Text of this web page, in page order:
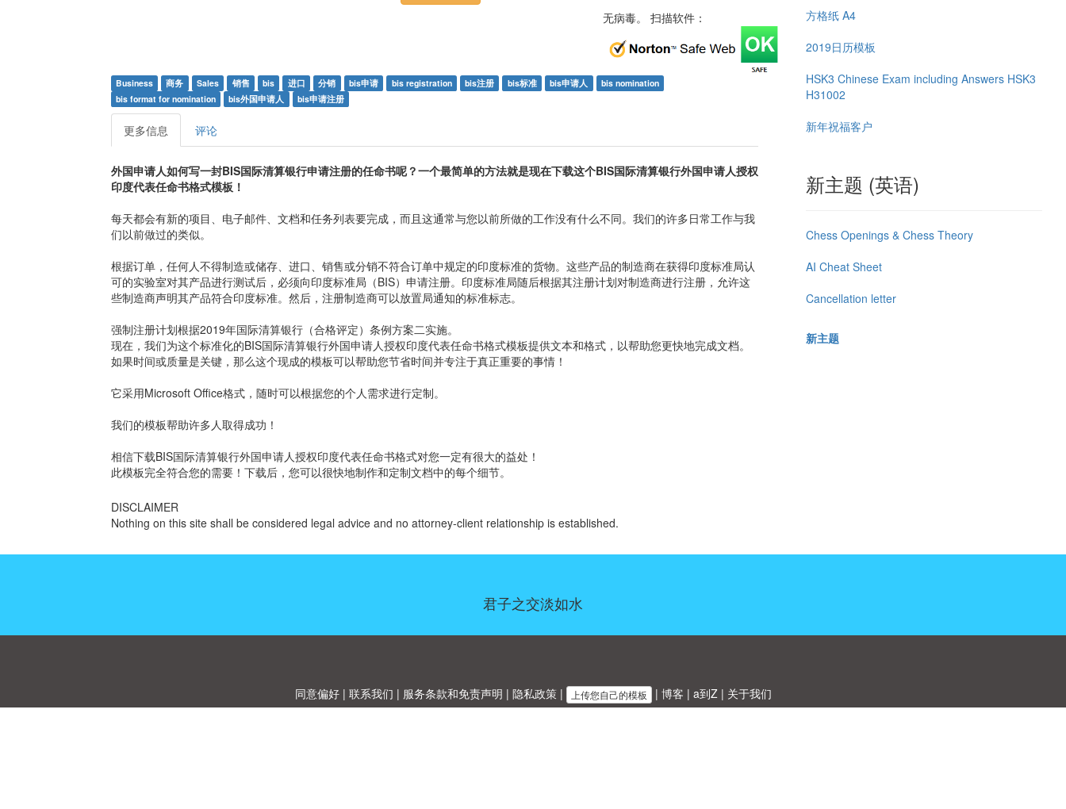
无病毒。 扫描软件：
Business 商务 Sales 销售 bis 进口 分销 bis申请 bis registration bis注册 bis标准 bis申请人
bis nomination
bis format for nomination
bis外国申请人 bis申请注册
更多信息 评论
外国申请人如何写一封BIS国际清算银行申请注册的任命书呢？一个最简单的方法就是现在下载这个BIS国际清算银行外国申请人授权
印度代表任命书格式模板！
每天都会有新的项目、电子邮件、文档和任务列表要完成，而且这通常与您以前所做的工作没有什么不同。我们的许多日常工作与我
们以前做过的类似。
根据订单，任何人不得制造或储存、进口、销售或分销不符合订单中规定的印度标准的货物。这些产品的制造商在获得印度标准局认
可的实验室对其产品进行测试后，必须向印度标准局（BIS）申请注册。印度标准局随后根据其注册计划对制造商进行注册，允许这
些制造商声明其产品符合印度标准。然后，注册制造商可以放置局通知的标准标志。
强制注册计划根据2019年国际清算银行（合格评定）条例方案二实施。
现在，我们为这个标准化的BIS国际清算银行外国申请人授权印度代表任命书格式模板提供文本和格式，以帮助您更快地完成文档。
如果时间或质量是关键，那么这个现成的模板可以帮助您节省时间并专注于真正重要的事情！
它采用Microsoft Office格式，随时可以根据您的个人需求进行定制。
我们的模板帮助许多人取得成功！
相信下载BIS国际清算银行外国申请人授权印度代表任命书格式对您一定有很大的益处！
此模板完全符合您的需要！下载后，您可以很快地制作和定制文档中的每个细节。
DISCLAIMER
Nothing on this site shall be considered legal advice and no attorney-client relationship is established.
方格纸 A4
2019日历模板
HSK3 Chinese Exam including Answers HSK3
H31002
新年祝福客户
新主题 (英语)
Chess Openings & Chess Theory
AI Cheat Sheet
Cancellation letter
新主题
君子之交淡如水
同意偏好| 联系我们 | 服务条款和免责声明 | 隐私政策| 上传您自己的模板 | 博客 | a到Z | 关于我们